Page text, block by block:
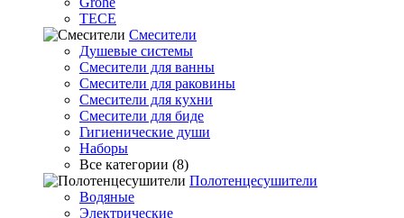
TECE
Смесители
Душевые системы
Смесители для ванны
Смесители для раковины
Смесители для кухни
Смесители для биде
Гигиенические души
Наборы
Все категории (8)
Полотенцесушители
Водяные
Электрические